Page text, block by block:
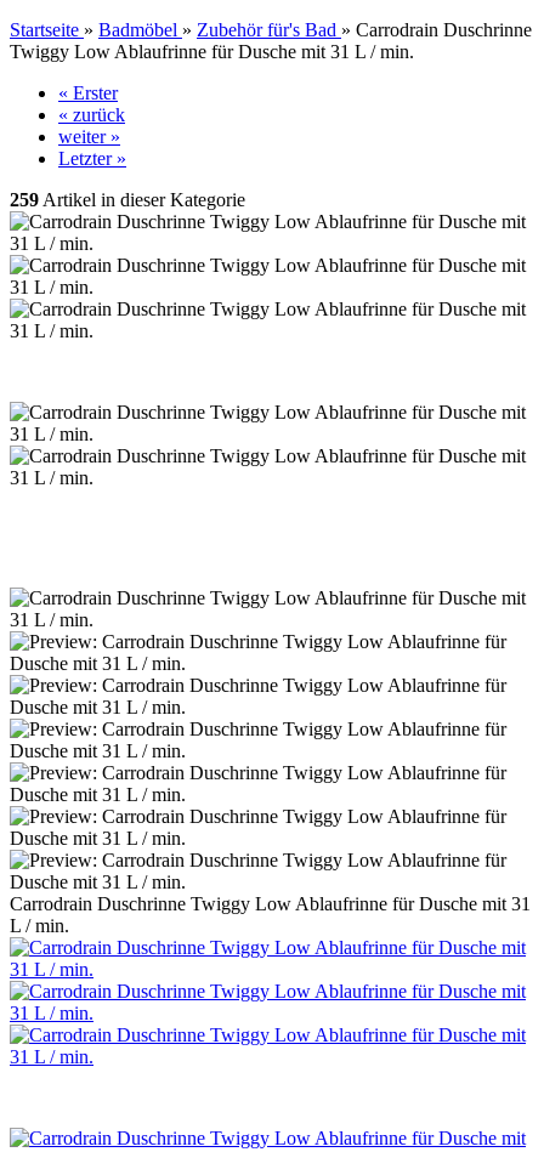
Startseite » Badmöbel » Zubehör für's Bad » Carrodrain Duschrinne
Twiggy Low Ablaufrinne für Dusche mit 31 L / min.
« Erster
« zurück
weiter »
Letzter »
259 Artikel in dieser Kategorie
Carrodrain Duschrinne Twiggy Low Ablaufrinne für Dusche mit 31
L / min.